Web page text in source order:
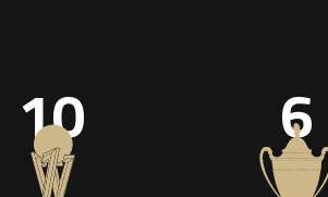
10 6